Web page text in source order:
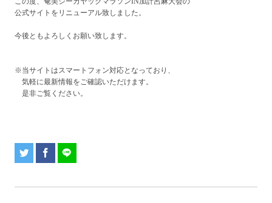
公式サイトをリニューアル致しました。
今後ともよろしくお願い致します。
※当サイトはスマートフォン対応となっており、
気軽に最新情報をご確認いただけます。
是非ご覧ください。